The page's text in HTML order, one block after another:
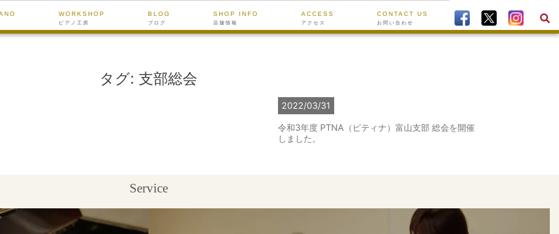
WORKSHOP
ピアノ工房
BLOG
ブログ
SHOP INFO
店舗情報
ACCESS
アクセス
CONTACT US
お問い合わせ
タグ: 支部総会
2022/03/31
令和3年度 PTNA（ピティナ）富山支部 総会を開催
しました。
Service